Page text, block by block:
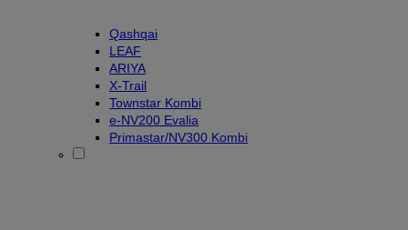
Qashqai
LEAF
ARIYA
X-Trail
Townstar Kombi
e-NV200 Evalia
Primastar/NV300 Kombi